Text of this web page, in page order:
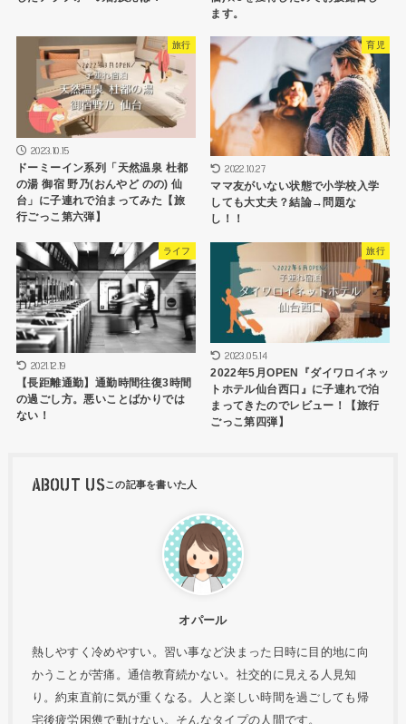
ます。
旅行
2023.10.15
ドーミーイン系列「天然温泉 杜都
の湯 御宿 野乃(おんやど のの) 仙
台」に子連れで泊まってみた【旅
行ごっこ第六弾】
育児
2022.10.27
ママ友がいない状態で小学校入学
しても大丈夫？結論→問題な
し！！
ライフ
2021.12.19
【長距離通勤】通勤時間往復3時間
の過ごし方。悪いことばかりでは
ない！
旅行
2023.05.14
2022年5月OPEN『ダイワロイネッ
トホテル仙台西口』に子連れで泊
まってきたのでレビュー！【旅行
ごっこ第四弾】
ABOUT US
オパール
熱しやすく冷めやすい。習い事など決まった日時に目的地に向
かうことが苦痛。通信教育続かない。社交的に見える人見知
り。約束直前に気が重くなる。人と楽しい時間を過ごしても帰
宅後疲労困憊で動けない。そんなタイプの人間です。